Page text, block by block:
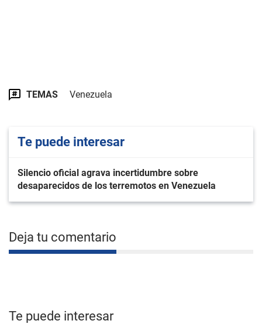
TEMAS Venezuela
Te puede interesar
Silencio oficial agrava incertidumbre sobre
desaparecidos de los terremotos en Venezuela
Deja tu comentario
Te puede interesar